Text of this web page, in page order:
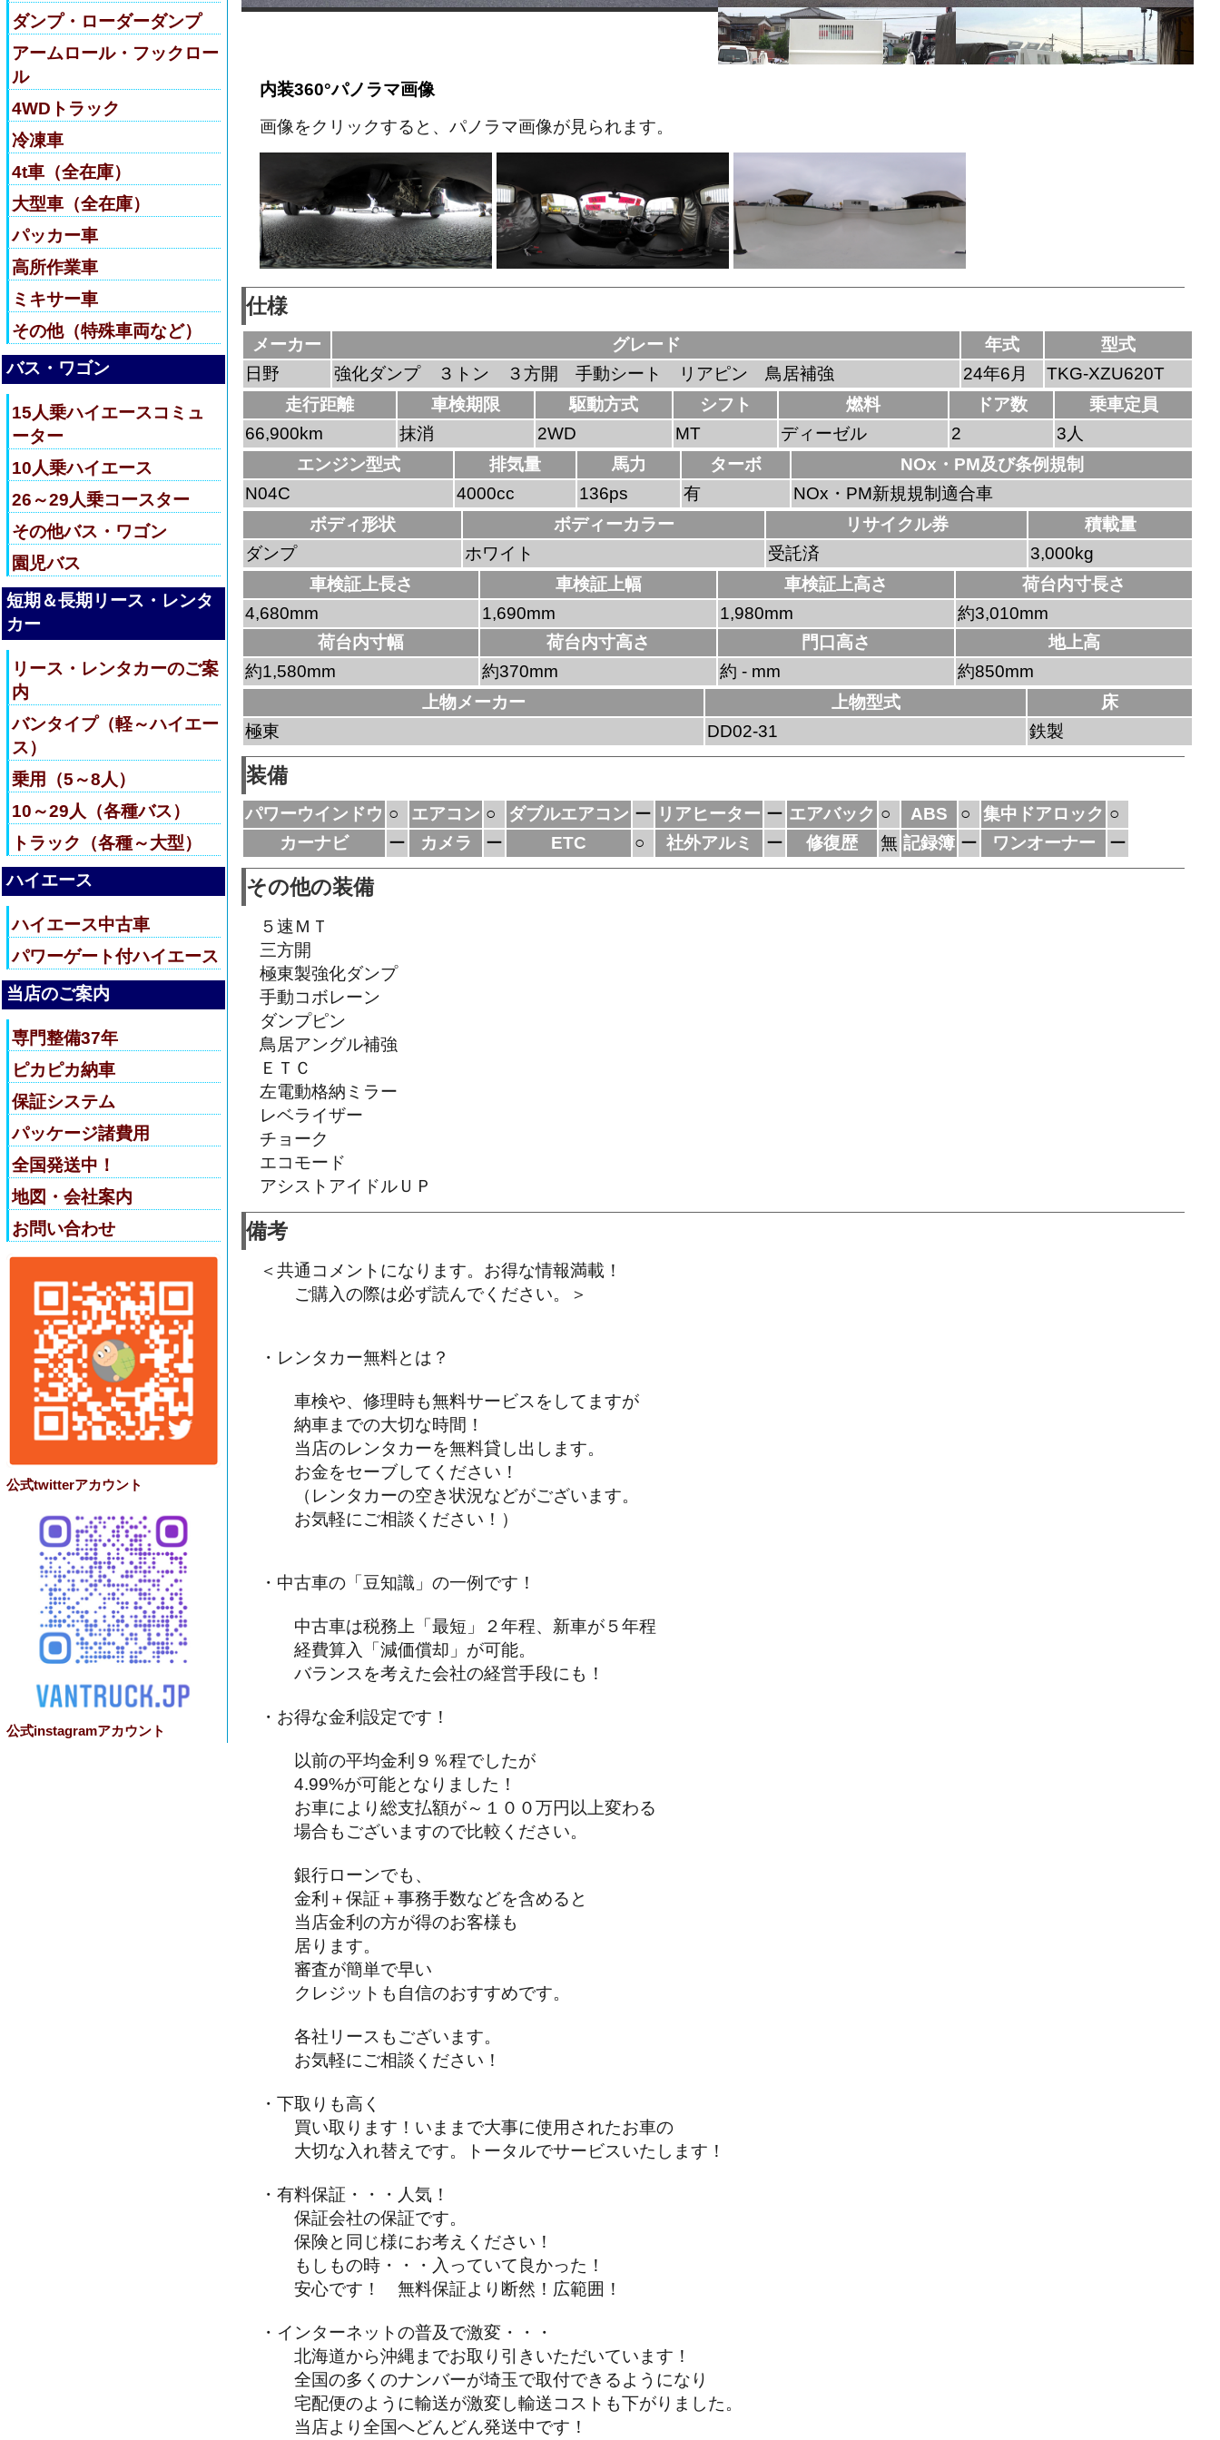
ダンプ・ローダーダンプ
アームロール・フックロー
ル
4WDトラック
冷凍車
4t車（全在庫）
大型車（全在庫）
パッカー車
高所作業車
ミキサー車
その他（特殊車両など）
バス・ワゴン
15人乗ハイエースコミュ
ーター
10人乗ハイエース
26～29人乗コースター
その他バス・ワゴン
園児バス
短期＆長期リース・レンタ
カー
リース・レンタカーのご案
内
バンタイプ（軽～ハイエー
ス）
乗用（5～8人）
10～29人（各種バス）
トラック（各種～大型）
ハイエース
ハイエース中古車
パワーゲート付ハイエース
当店のご案内
専門整備37年
ピカピカ納車
保証システム
パッケージ諸費用
全国発送中！
地図・会社案内
お問い合わせ
公式twitterアカウント
公式instagramアカウント
内装360°パノラマ画像
画像をクリックすると、パノラマ画像が見られます。
仕様
メーカー グレード 年式
型式
日野
強化ダンプ ３トン ３方開 手動シート リアピン 鳥居補強 24年6月
TKG-XZU620T
走行距離
車検期限 駆動方式 シフト 燃料 ドア数
乗車定員
66,900km
抹消 2WD MT ディーゼル 2
3人
エンジン型式
排気量 馬力 ターボ
NOx・PM及び条例規制
N04C
4000cc 136ps 有
NOx・PM新規規制適合車
ボディ形状
ボディーカラー リサイクル券
積載量
ダンプ
ホワイト 受託済
3,000kg
車検証上長さ
車検証上幅 車検証上高さ
荷台内寸長さ
4,680mm
1,690mm 1,980mm
約3,010mm
荷台内寸幅
荷台内寸高さ 門口高さ
地上高
約1,580mm
約370mm 約 - mm
約850mm
上物メーカー
上物型式
床
極東
DD02-31 鉄製
装備
パワーウインドウ ○ エアコン ○ ダブルエアコン ー リアヒーター ー エアバック ○ ABS ○ 集中ドアロック ○
カーナビ
ー カメラ ー ETC ○ 社外アルミ ー 修復歴 無 記録簿 ー ワンオーナー ー
その他の装備
５速ＭＴ
三方開
極東製強化ダンプ
手動コボレーン
ダンプピン
鳥居アングル補強
ＥＴＣ
左電動格納ミラー
レベライザー
チョーク
エコモード
アシストアイドルＵＰ
備考
＜共通コメントになります。お得な情報満載！
ご購入の際は必ず読んでください。＞
・レンタカー無料とは？
車検や、修理時も無料サービスをしてますが
納車までの大切な時間！
当店のレンタカーを無料貸し出します。
お金をセーブしてください！
（レンタカーの空き状況などがございます。
お気軽にご相談ください！）
・中古車の「豆知識」の一例です！
中古車は税務上「最短」２年程、新車が５年程
経費算入「減価償却」が可能。
バランスを考えた会社の経営手段にも！
・お得な金利設定です！
以前の平均金利９％程でしたが
4.99%が可能となりました！
お車により総支払額が～１００万円以上変わる
場合もございますので比較ください。
銀行ローンでも、
金利＋保証＋事務手数などを含めると
当店金利の方が得のお客様も
居ります。
審査が簡単で早い
クレジットも自信のおすすめです。
各社リースもございます。
お気軽にご相談ください！
・下取りも高く
買い取ります！いままで大事に使用されたお車の
大切な入れ替えです。トータルでサービスいたします！
・有料保証・・・人気！
保証会社の保証です。
保険と同じ様にお考えください！
もしもの時・・・入っていて良かった！
安心です！ 無料保証より断然！広範囲！
・インターネットの普及で激変・・・
北海道から沖縄までお取り引きいただいています！
全国の多くのナンバーが埼玉で取付できるようになり
宅配便のように輸送が激変し輸送コストも下がりました。
当店より全国へどんどん発送中です！